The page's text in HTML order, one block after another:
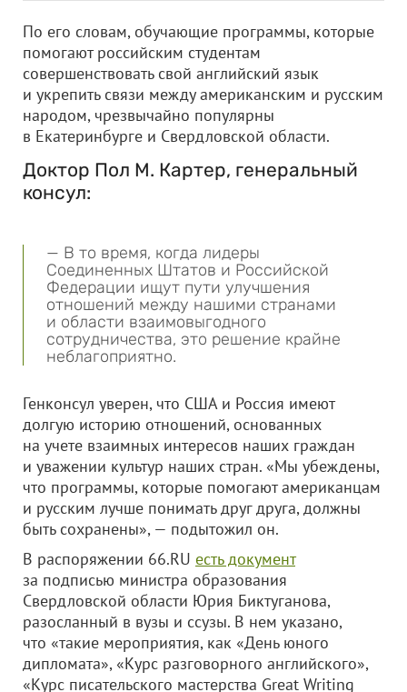
По его словам, обучающие программы, которые
помогают российским студентам
совершенствовать свой английский язык
и укрепить связи между американским и русским
народом, чрезвычайно популярны
в Екатеринбурге и Свердловской области.
Доктор Пол М. Картер, генеральный
консул:
— В то время, когда лидеры
Соединенных Штатов и Российской
Федерации ищут пути улучшения
отношений между нашими странами
и области взаимовыгодного
сотрудничества, это решение крайне
неблагоприятно.
Генконсул уверен, что США и Россия имеют
долгую историю отношений, основанных
на учете взаимных интересов наших граждан
и уважении культур наших стран. «Мы убеждены,
что программы, которые помогают американцам
и русским лучше понимать друг друга, должны
быть сохранены», — подытожил он.
В распоряжении 66.RU есть документ
за подписью министра образования
Свердловской области Юрия Биктуганова,
разосланный в вузы и ссузы. В нем указано,
что «такие мероприятия, как «День юного
дипломата», «Курс разговорного английского»,
«Курс писательского мастерства Great Writing